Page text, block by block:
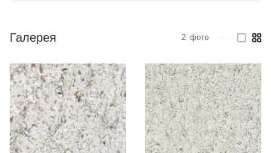
Галерея 2 фото